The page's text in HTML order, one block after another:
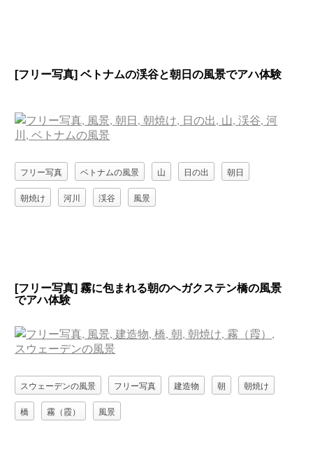
[フリー写真] ベトナムの渓谷と朝日の風景でアハ体験
フリー写真 ベトナムの風景 山 日の出 朝日
朝焼け 河川 渓谷 風景
[フリー写真] 霧に包まれる朝のヘガクステン橋の風景
でアハ体験
スウェーデンの風景 フリー写真 建造物 朝 朝焼け
橋 霧（霞） 風景